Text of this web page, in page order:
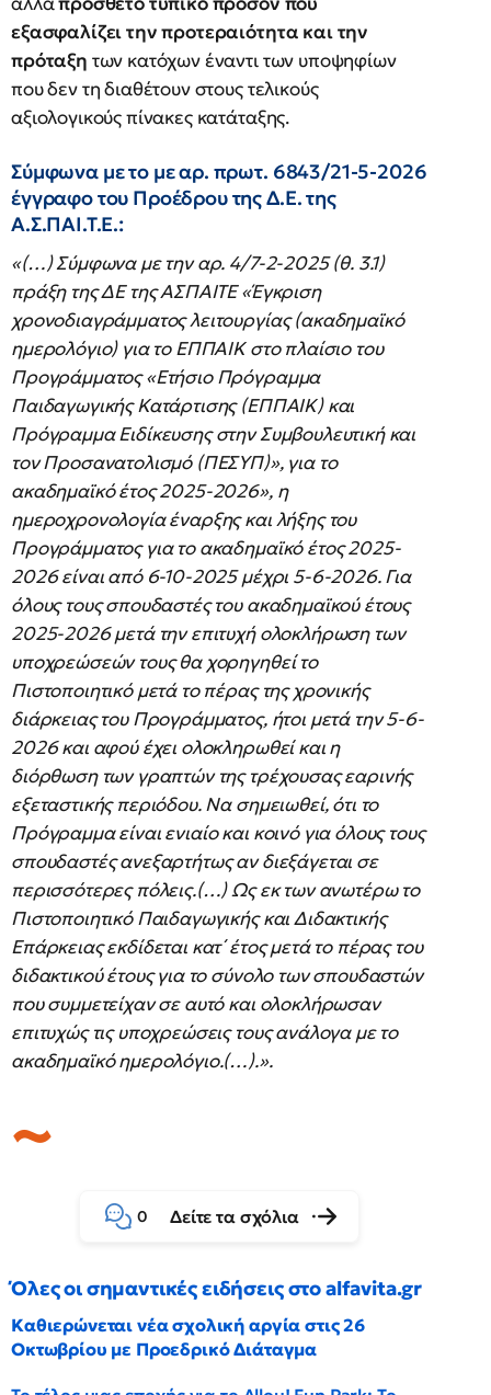
εξασφαλίζει την προτεραιότητα και την
πρόταξη των κατόχων έναντι των υποψηφίων
που δεν τη διαθέτουν στους τελικούς
αξιολογικούς πίνακες κατάταξης.
Σύμφωνα με το με αρ. πρωτ. 6843/21-5-2026
έγγραφο του Προέδρου της Δ.Ε. της
Α.Σ.ΠΑΙ.Τ.Ε.:
«(…) Σύμφωνα με την αρ. 4/7-2-2025 (θ. 3.1)
πράξη της ΔΕ της ΑΣΠΑΙΤΕ «Έγκριση
χρονοδιαγράμματος λειτουργίας (ακαδημαϊκό
ημερολόγιο) για το ΕΠΠΑΙΚ στο πλαίσιο του
Προγράμματος «Ετήσιο Πρόγραμμα
Παιδαγωγικής Κατάρτισης (ΕΠΠΑΙΚ) και
Πρόγραμμα Ειδίκευσης στην Συμβουλευτική και
τον Προσανατολισμό (ΠΕΣΥΠ)», για το
ακαδημαϊκό έτος 2025-2026», η
ημεροχρονολογία έναρξης και λήξης του
Προγράμματος για το ακαδημαϊκό έτος 2025-
2026 είναι από 6-10-2025 μέχρι 5-6-2026. Για
όλους τους σπουδαστές του ακαδημαϊκού έτους
2025-2026 μετά την επιτυχή ολοκλήρωση των
υποχρεώσεών τους θα χορηγηθεί το
Πιστοποιητικό μετά το πέρας της χρονικής
διάρκειας του Προγράμματος, ήτοι μετά την 5-6-
2026 και αφού έχει ολοκληρωθεί και η
διόρθωση των γραπτών της τρέχουσας εαρινής
εξεταστικής περιόδου. Να σημειωθεί, ότι το
Πρόγραμμα είναι ενιαίο και κοινό για όλους τους
σπουδαστές ανεξαρτήτως αν διεξάγεται σε
περισσότερες πόλεις.(…) Ως εκ των ανωτέρω το
Πιστοποιητικό Παιδαγωγικής και Διδακτικής
Επάρκειας εκδίδεται κατ΄ έτος μετά το πέρας του
διδακτικού έτους για το σύνολο των σπουδαστών
που συμμετείχαν σε αυτό και ολοκλήρωσαν
επιτυχώς τις υποχρεώσεις τους ανάλογα με το
ακαδημαϊκό ημερολόγιο.(…).».
0 Δείτε τα σχόλια
Όλες οι σημαντικές ειδήσεις στο alfavita.gr
Καθιερώνεται νέα σχολική αργία στις 26
Οκτωβρίου με Προεδρικό Διάταγμα